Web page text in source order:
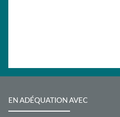
EN ADÉQUATION AVEC